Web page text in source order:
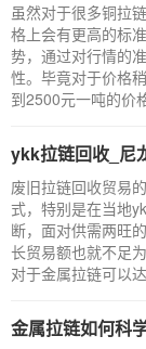
虽然对于很多铜拉
格上会有更高的标
势，通过对行情的
性。毕竟对于价格
到2500元一吨的价
ykk拉链回收_尼龙拉链回
废旧拉链回收贸易
式，特别是在当地
断，面对供需两旺
长贸易额也就不足
对于金属拉链可以
金属拉链如何科学合